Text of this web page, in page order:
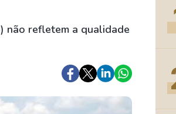
Criptomoedas
Bitcoin
Ethereum
Binance Coin - BNB
não refletem a qualidade